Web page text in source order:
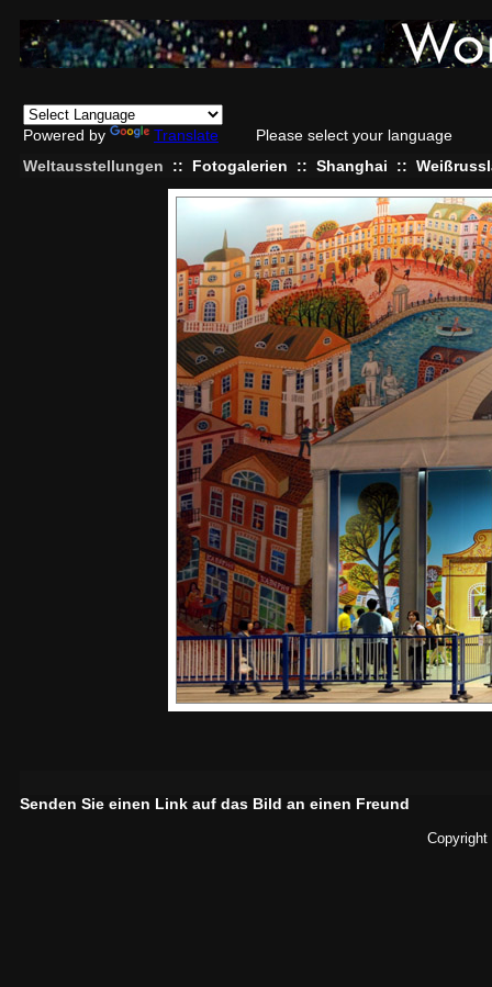
Powered by Translate
Please select your language
Weltausstellungen
:: Fotogalerien :: Shanghai ::
Senden Sie einen Link auf das Bild an einen Freund